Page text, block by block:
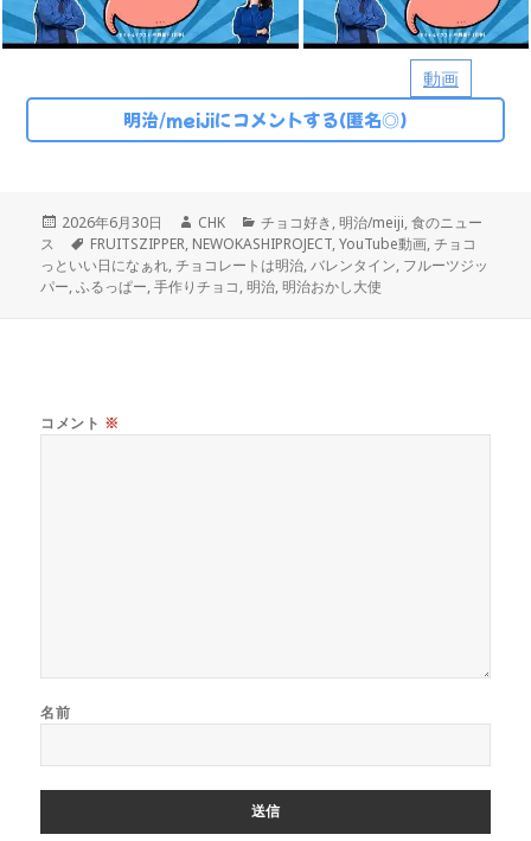
動画
明治/meijiにコメントする(匿名◎)
投
稿
日:
2026年6月30日
作
成
者
CHK
カ
テ
ゴ
リ
チョコ好き,明治/meiji,食のニュー
ス
タ
グ
FRUITSZIPPER, NEWOKASHIPROJECT,YouTube動画,チョコ
っといい日になぁれ,チョコレートは明治,バレンタイン, フルーツジッ
パー,ふるっぱー,手作りチョコ,明治,明治おかし大使
コメント ※
名前